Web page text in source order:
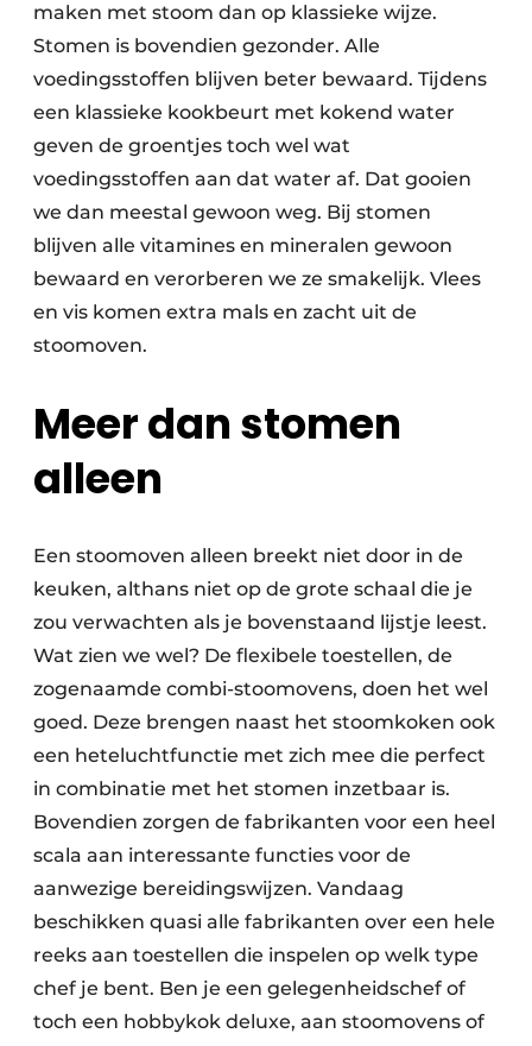
maken met stoom dan op klassieke wijze.
Stomen is bovendien gezonder. Alle
voedingsstoffen blijven beter bewaard. Tijdens
een klassieke kookbeurt met kokend water
geven de groentjes toch wel wat
voedingsstoffen aan dat water af. Dat gooien
we dan meestal gewoon weg. Bij stomen
blijven alle vitamines en mineralen gewoon
bewaard en verorberen we ze smakelijk. Vlees
en vis komen extra mals en zacht uit de
stoomoven.
Meer dan stomen
alleen
Een stoomoven alleen breekt niet door in de
keuken, althans niet op de grote schaal die je
zou verwachten als je bovenstaand lijstje leest.
Wat zien we wel? De flexibele toestellen, de
zogenaamde combi-stoomovens, doen het wel
goed. Deze brengen naast het stoom­koken ook
een heteluchtfunctie met zich mee die perfect
in combinatie met het stomen inzetbaar is.
Bovendien zorgen de fabrikanten voor een heel
scala aan interessante functies voor de
aanwezige bereidingswijzen. Vandaag
beschikken quasi alle fabrikanten over een hele
reeks aan toestellen die inspelen op welk type
chef je bent. Ben je een gelegenheidschef of
toch een hobbykok deluxe, aan stoomovens of